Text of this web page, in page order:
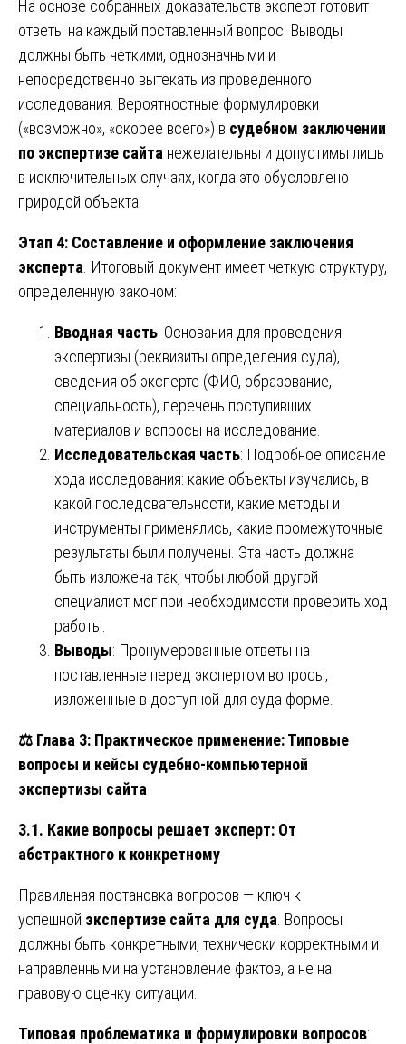
На основе собранных доказательств эксперт готовит
ответы на каждый поставленный вопрос. Выводы
должны быть четкими, однозначными и
непосредственно вытекать из проведенного
исследования. Вероятностные формулировки
(«возможно», «скорее всего») в судебном заключении
по экспертизе сайта нежелательны и допустимы лишь
в исключительных случаях, когда это обусловлено
природой объекта.
Этап 4: Составление и оформление заключения
эксперта . Итоговый документ имеет четкую структуру,
определенную законом:
Вводная часть: Основания для проведения
экспертизы (реквизиты определения суда),
сведения об эксперте (ФИО, образование,
специальность), перечень поступивших
материалов и вопросы на исследование.
Исследовательская часть: Подробное описание
хода исследования: какие объекты изучались, в
какой последовательности, какие методы и
инструменты применялись, какие промежуточные
результаты были получены. Эта часть должна
быть изложена так, чтобы любой другой
специалист мог при необходимости проверить ход
работы.
Выводы: Пронумерованные ответы на
поставленные перед экспертом вопросы,
изложенные в доступной для суда форме.
⚖️ Глава 3: Практическое применение: Типовые
вопросы и кейсы судебно-компьютерной
экспертизы сайта
3.1. Какие вопросы решает эксперт: От
абстрактного к конкретному
Правильная постановка вопросов — ключ к
успешной экспертизе сайта для суда . Вопросы
должны быть конкретными, технически корректными и
направленными на установление фактов, а не на
правовую оценку ситуации.
Типовая проблематика и формулировки вопросов: